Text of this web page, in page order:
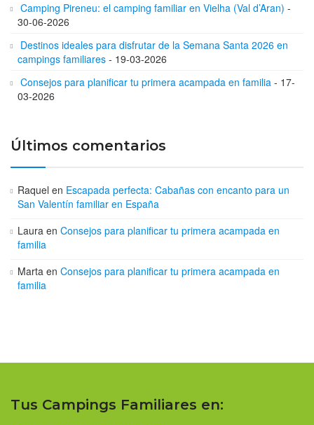
Camping Pireneu: el camping familiar en Vielha (Val d’Aran)
30-06-2026
Destinos ideales para disfrutar de la Semana Santa 2026 en
campings familiares
19-03-2026
Consejos para planificar tu primera acampada en familia
17-
03-2026
Últimos comentarios
Raquel en Escapada perfecta: Cabañas con encanto para un
San Valentín familiar en España
Laura en Consejos para planificar tu primera acampada en
familia
Marta en Consejos para planificar tu primera acampada en
familia
Tus Campings Familiares en: